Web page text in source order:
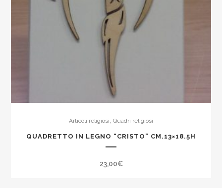
Articoli religiosi Quadri religiosi
QUADRETTO IN LEGNO “CRISTO” CM.13×18.5H
23,00€